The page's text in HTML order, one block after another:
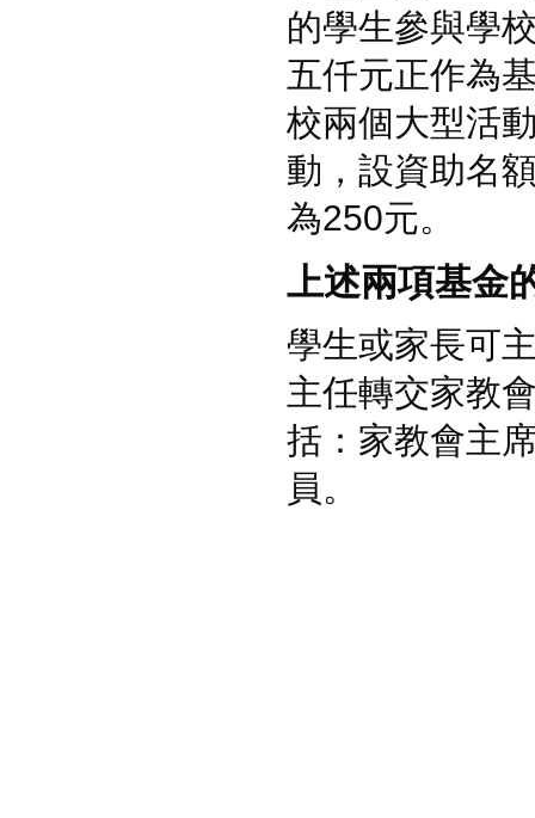
的學生參與學
五仟元正作為
校兩個大型活
動，設資助名
為250元。
上述兩項基金
學生或家長可
主任轉交家教
括：家教會主
員。